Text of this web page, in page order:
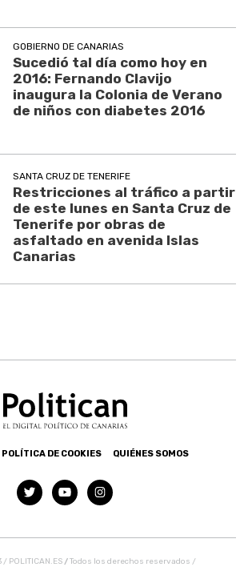
GOBIERNO DE CANARIAS
Sucedió tal día como hoy en
2016: Fernando Clavijo
inaugura la Colonia de Verano
de niños con diabetes 2016
SANTA CRUZ DE TENERIFE
Restricciones al tráfico a partir
de este lunes en Santa Cruz de
Tenerife por obras de
asfaltado en avenida Islas
Canarias
POLÍTICA DE COOKIES QUIÉNES SOMOS
POLITICAN.ES /Todos los derechos reservados /